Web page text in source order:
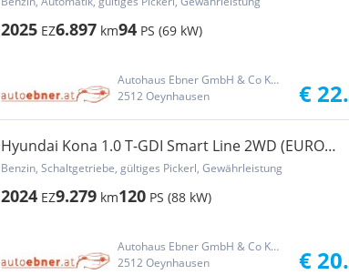
2025 EZ6.897 km94 PS (69 kW)
Autohaus Ebner GmbH & Co KG Oeynhausen
2512 Oeynhausen
€
Hyundai Kona 1.0 T-GDI Smart Line 2WD (EURO
6d)(OPF)
Benzin, Schaltgetriebe, gültiges Pickerl, Gewährleistung
2024 EZ9.279 km120 PS (88 kW)
Autohaus Ebner GmbH & Co KG Oeynhausen
2512 Oeynhausen
€